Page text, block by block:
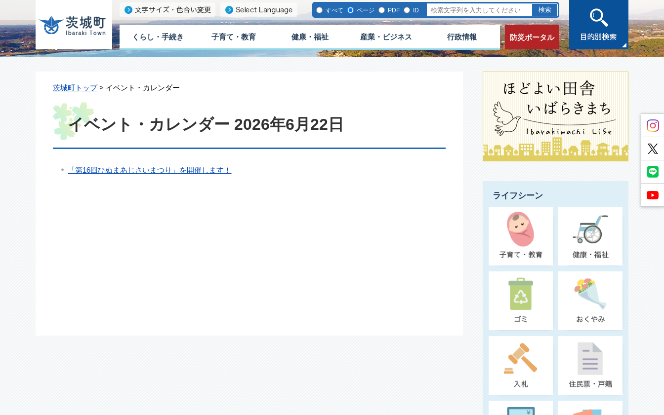
すべて ページ PDF ID
くらし・手続き 子育て・教育 健康・福祉 産業・ビジネス 行政情報 防災ポータル
茨城町トップ> イベント・カレンダー
イベント・カレンダー 2026年6月22日
「第16回ひぬまあじさいまつり」を開催します！
ライフシーン